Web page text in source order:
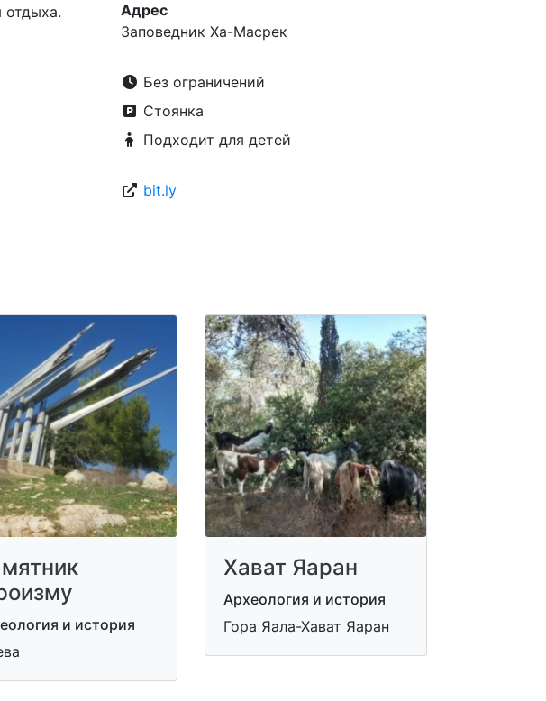
отдыха.
Адрес
Заповедник Ха-Масрек
Без ограничений
Стоянка
Подходит для детей
bit.ly
и история
Хават Яаран
Археология и история
Гора Яала-Хават Яаран